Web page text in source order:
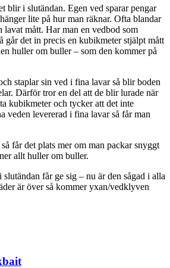
blir i slutändan. Egen ved sparar pengar
lite på hur man räknar. Ofta blandar
lavat mått. Har man en vedbod som
går det in precis en kubikmeter stjälpt mått
huller om buller – som den kommer på
staplar sin ved i fina lavar så blir boden
Därför tror en del att de blir lurade när
kubikmeter och tycker att det inte
veden levererad i fina lavar så får man
får det plats mer om man packar snyggt
allt huller om buller.
får ge sig – nu är den sågad i alla
är över så kommer yxan/vedklyven